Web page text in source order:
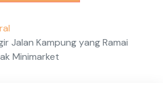
Jalan Kampung yang Ramai
Minimarket